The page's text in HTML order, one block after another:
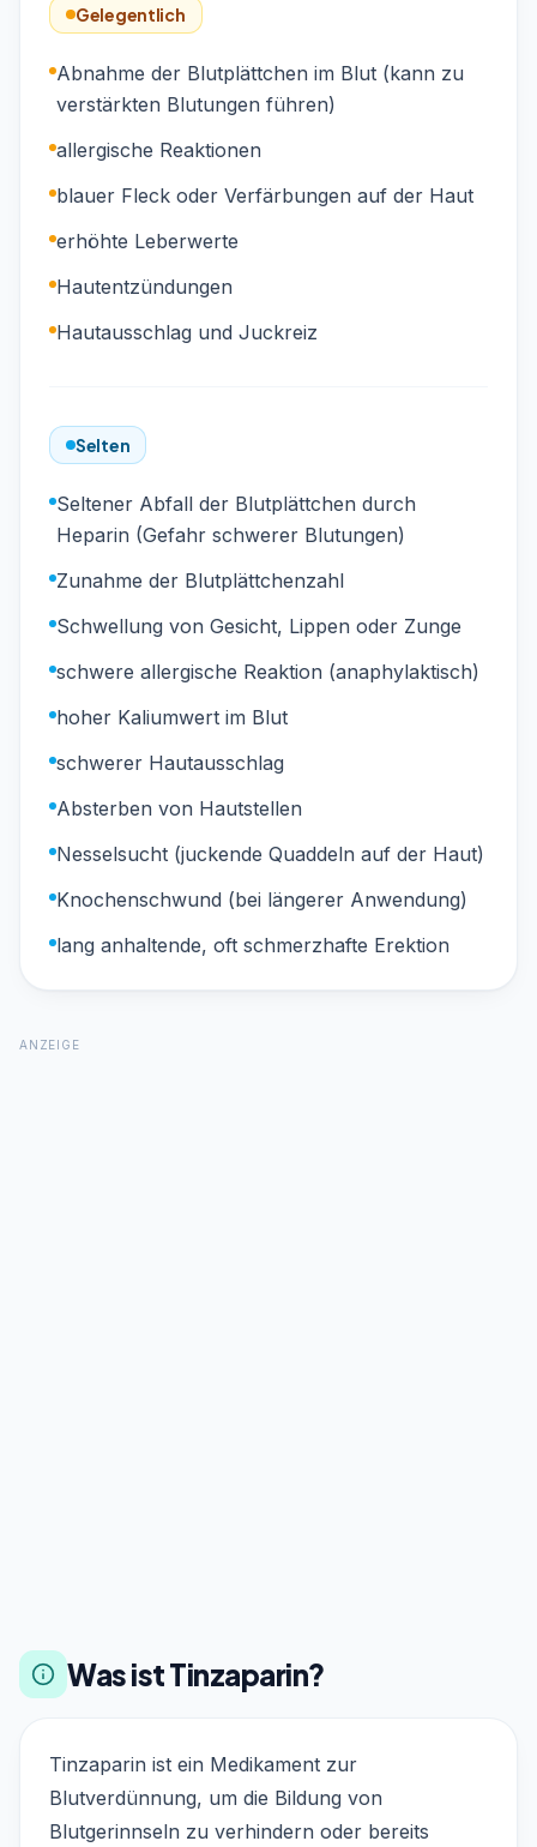
Gelegentlich
Abnahme der Blutplättchen im Blut (kann zu
verstärkten Blutungen führen)
allergische Reaktionen
blauer Fleck oder Verfärbungen auf der Haut
erhöhte Leberwerte
Hautentzündungen
Hautausschlag und Juckreiz
Selten
Seltener Abfall der Blutplättchen durch
Heparin (Gefahr schwerer Blutungen)
Zunahme der Blutplättchenzahl
Schwellung von Gesicht, Lippen oder Zunge
schwere allergische Reaktion (anaphylaktisch)
hoher Kaliumwert im Blut
schwerer Hautausschlag
Absterben von Hautstellen
Nesselsucht (juckende Quaddeln auf der Haut)
Knochenschwund (bei längerer Anwendung)
lang anhaltende, oft schmerzhafte Erektion
ANZEIGE
Was ist Tinzaparin?
Tinzaparin ist ein Medikament zur
Blutverdünnung, um die Bildung von
Blutgerinnseln zu verhindern oder bereits